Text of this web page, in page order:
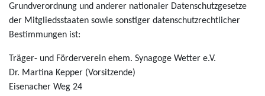
Grundverordnung und anderer nationaler Datenschutzgesetze
der Mitgliedsstaaten sowie sonstiger datenschutzrechtlicher
Bestimmungen ist:
Träger- und Förderverein ehem. Synagoge Wetter e.V.
Dr. Martina Kepper (Vorsitzende)
Eisenacher Weg 24